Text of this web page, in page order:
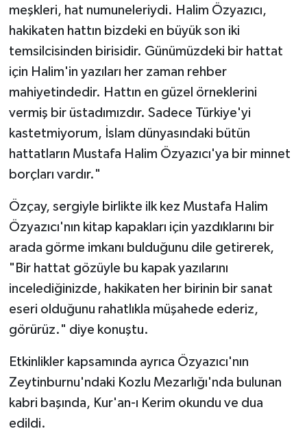
meşkleri, hat numuneleriydi. Halim Özyazıcı,
hakikaten hattın bizdeki en büyük son iki
temsilcisinden birisidir. Günümüzdeki bir hattat
için Halim'in yazıları her zaman rehber
mahiyetindedir. Hattın en güzel örneklerini
vermiş bir üstadımızdır. Sadece Türkiye'yi
kastetmiyorum, İslam dünyasındaki bütün
hattatların Mustafa Halim Özyazıcı'ya bir minnet
borçları vardır."
Özçay, sergiyle birlikte ilk kez Mustafa Halim
Özyazıcı'nın kitap kapakları için yazdıklarını bir
arada görme imkanı bulduğunu dile getirerek,
"Bir hattat gözüyle bu kapak yazılarını
incelediğinizde, hakikaten her birinin bir sanat
eseri olduğunu rahatlıkla müşahede ederiz,
görürüz." diye konuştu.
Etkinlikler kapsamında ayrıca Özyazıcı'nın
Zeytinburnu'ndaki Kozlu Mezarlığı'nda bulunan
kabri başında, Kur'an-ı Kerim okundu ve dua
edildi.